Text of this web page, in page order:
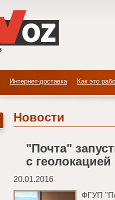
Интернет-доставка Как это
Новости
"Почта"
с геолокацией
20.01.2016
ФГУП